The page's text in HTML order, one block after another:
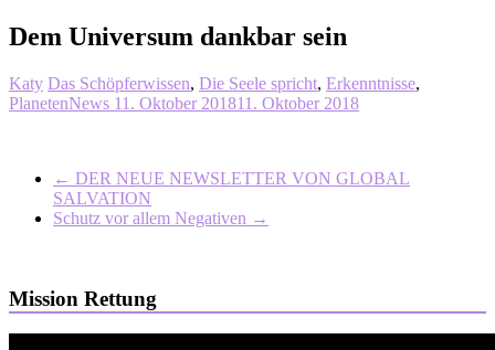
Dem Universum dankbar sein
Katy Das Schöpferwissen, Die Seele spricht, Erkenntnisse,
PlanetenNews 11. Oktober 201811. Oktober 2018
← DER NEUE NEWSLETTER VON GLOBAL
SALVATION
Schutz vor allem Negativen →
Mission Rettung